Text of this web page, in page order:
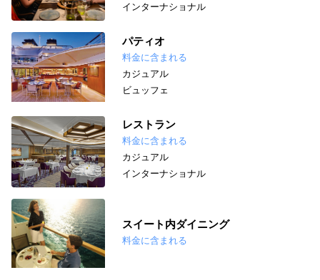
インターナショナル
パティオ
料金に含まれる
カジュアル
ビュッフェ
レストラン
料金に含まれる
カジュアル
インターナショナル
スイート内ダイニング
料金に含まれる